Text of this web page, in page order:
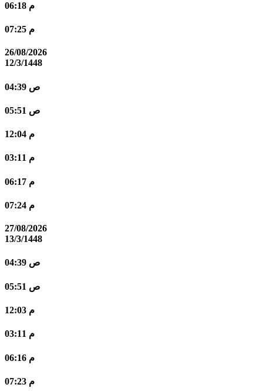
06:18 م
07:25 م
26/08/2026
12/3/1448
04:39 ص
05:51 ص
12:04 م
03:11 م
06:17 م
07:24 م
27/08/2026
13/3/1448
04:39 ص
05:51 ص
12:03 م
03:11 م
06:16 م
07:23 م